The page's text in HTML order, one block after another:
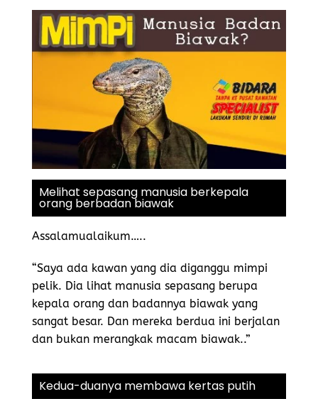
Melihat sepasang manusia berkepala
orang berbadan biawak
Assalamualaikum…..
“Saya ada kawan yang dia diganggu mimpi
pelik. Dia lihat manusia sepasang berupa
kepala orang dan badannya biawak yang
sangat besar. Dan mereka berdua ini berjalan
dan bukan merangkak macam biawak..”
Kedua-duanya membawa kertas putih